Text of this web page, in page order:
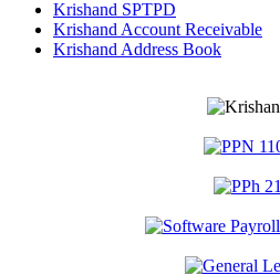
Krishand SPTPD
Krishand Account Receivable
Krishand Address Book